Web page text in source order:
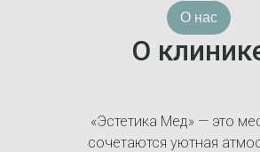
О нас
О
«Эстетика Мед» — это
сочетаются уютная